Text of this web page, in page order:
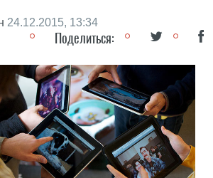
24.12.2015, 13:34
Поделиться: